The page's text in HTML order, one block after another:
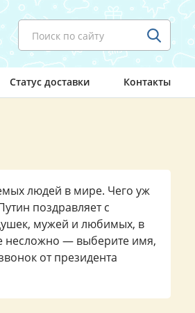
Поиск по сайту
Статус доставки Контакты
людей в мире. Чего уж
поздравляет с
мужей и любимых, в
несложно — выберите имя,
от президента